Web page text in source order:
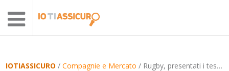
IOTIASSICURO /Compagnie e Mercato / Rugby, presentati i test match degli azzurri alla sede di Vittoria